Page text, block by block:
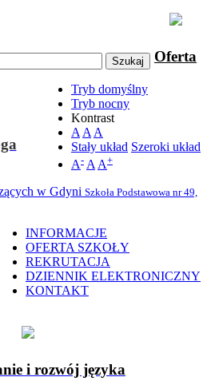
Szukaj
Tryb domyślny
Tryb nocny
Kontrast
A A A
Stały układ Szeroki układ
A- A A+
w Gdyni Szkoła Podstawowa nr 49,
INFORMACJE
OFERTA SZKOŁY
REKRUTACJA
DZIENNIK ELEKTRONICZNY
KONTAKT
Oferta
i rozwój języka